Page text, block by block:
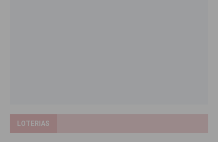
LOTERIAS